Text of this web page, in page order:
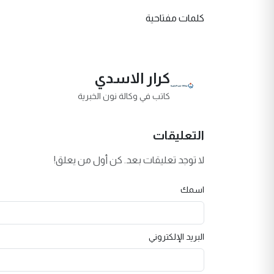
كلمات مفتاحية
كرار الاسدي
كاتب في وكالة نون الخبرية
التعليقات
لا توجد تعليقات بعد. كن أول من يعلق!
اسمك
البريد الإلكتروني